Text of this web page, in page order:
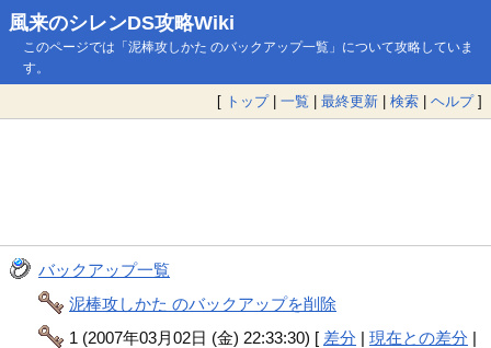
風来のシレンDS攻略Wiki
このページでは「泥棒攻しかた のバックアップ一覧」について攻略していま
す。
[ トップ| 一覧 | 最終更新 | 検索 | ヘルプ]
バックアップ一覧
泥棒攻しかた のバックアップを削除
1 (2007年03月02日 (金) 22:33:30) [ 差分 |現在との差分 |